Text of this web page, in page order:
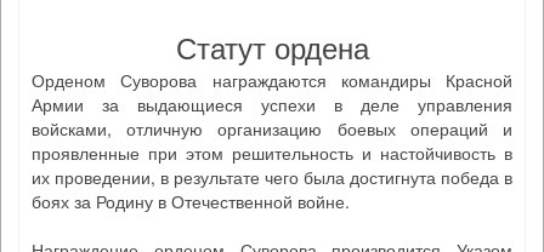
Статут ордена
Орденом Суворова награждаются командиры Красной
Армии за выдающиеся успехи в деле управления
войсками, отличную организацию боевых операций и
проявленные при этом решительность и настойчивость в
их проведении, в результате чего была достигнута победа в
боях за Родину в Отечественной войне.